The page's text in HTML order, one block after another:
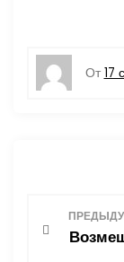
От 17